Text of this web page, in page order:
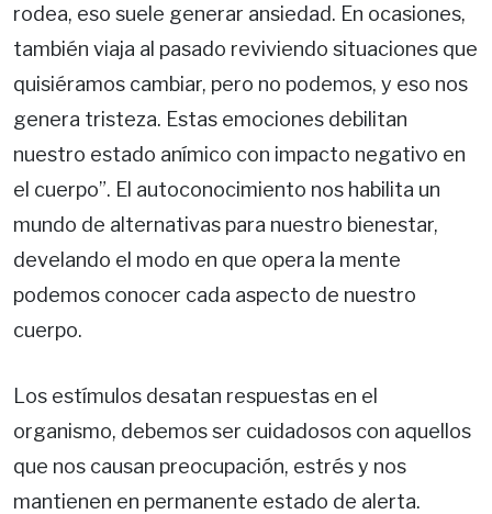
rodea, eso suele generar ansiedad. En ocasiones,
también viaja al pasado reviviendo situaciones que
quisiéramos cambiar, pero no podemos, y eso nos
genera tristeza. Estas emociones debilitan
nuestro estado anímico con impacto negativo en
el cuerpo”. El autoconocimiento nos habilita un
mundo de alternativas para nuestro bienestar,
develando el modo en que opera la mente
podemos conocer cada aspecto de nuestro
cuerpo.
Los estímulos desatan respuestas en el
organismo, debemos ser cuidadosos con aquellos
que nos causan preocupación, estrés y nos
mantienen en permanente estado de alerta.